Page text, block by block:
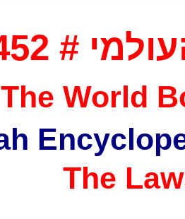
# 452
The World
The